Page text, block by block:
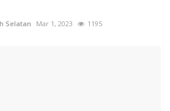
Selatan Mar 1, 2023 1195